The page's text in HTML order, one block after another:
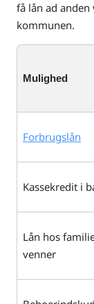
få lån ad anden
kommunen.
Mulighed
Forbrugslån
Kassekredit i
Lån hos
venner